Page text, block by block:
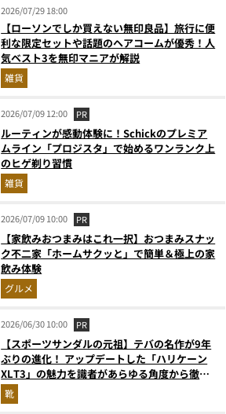
2026/07/29 18:00
【ローソンでしか買えない無印良品】旅行に便
利な限定セットや話題のヘアコームが優秀！人
気ベスト3を無印マニアが解説
雑貨
2026/07/09 12:00 PR
ルーティンが感動体験に！Schickのプレミア
ムライン「プロジスタ」で始めるワンランク上
のヒゲ剃り習慣
雑貨
2026/07/09 10:00 PR
【家飲みおつまみはこれ一択】おつまみスナッ
ク不二家「ホームサクッと」で簡単＆極上の家
飲み体験
グルメ
2026/06/30 10:00 PR
【スポーツサンダルの元祖】テバの名作が9年
ぶりの進化！ アップデートした「ハリケーン
XLT3」の魅力を識者があらゆる角度から徹底
解説！
靴